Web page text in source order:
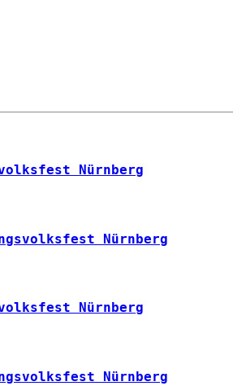
Nürnberg
Nürnberg
Nürnberg
Nürnberg